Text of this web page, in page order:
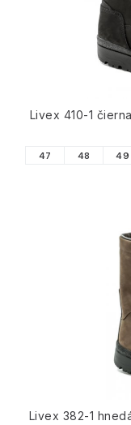
Livex 410-1
47 48 49
Livex 382-1